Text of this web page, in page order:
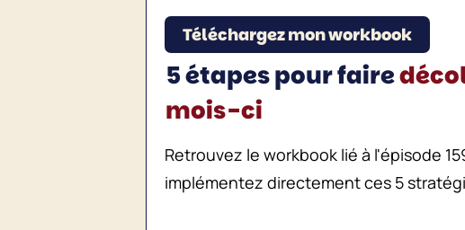
Téléchargez mon workbook
5 étapes pour faire
mois-ci
Retrouvez le workbook lié à l'épisode
implémentez directement ces 5